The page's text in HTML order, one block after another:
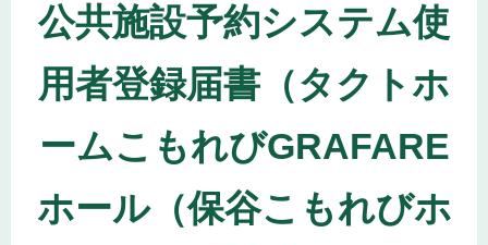
公共施設予約システム使
用者登録届書（タクトホ
ームこもれびGRAFARE
ホール（保谷こもれびホ